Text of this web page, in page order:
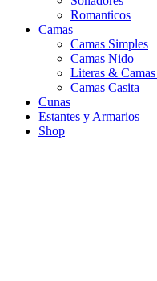
Romanticos
Camas
Camas Simples
Camas Nido
Literas &
Camas Casita
Cunas
Estantes y Armarios
Shop